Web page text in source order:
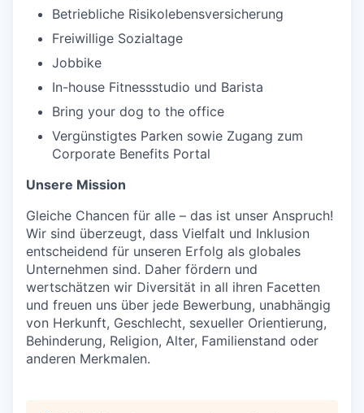
Betriebliche Risikolebensversicherung
Freiwillige Sozialtage
Jobbike
In-house Fitnessstudio und Barista
Bring your dog to the office
Vergünstigtes Parken sowie Zugang zum
Corporate Benefits Portal
Unsere Mission
Gleiche Chancen für alle – das ist unser Anspruch!
Wir sind überzeugt, dass Vielfalt und Inklusion
entscheidend für unseren Erfolg als globales
Unternehmen sind. Daher fördern und
wertschätzen wir Diversität in all ihren Facetten
und freuen uns über jede Bewerbung, unabhängig
von Herkunft, Geschlecht, sexueller Orientierung,
Behinderung, Religion, Alter, Familienstand oder
anderen Merkmalen.